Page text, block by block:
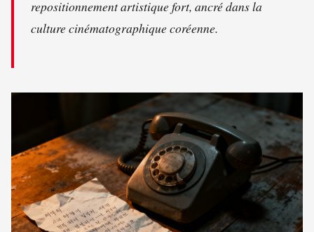
repositionnement artistique fort, ancré dans la
culture cinématographique coréenne.